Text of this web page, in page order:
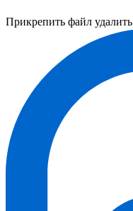
Прикрепить файл удалить